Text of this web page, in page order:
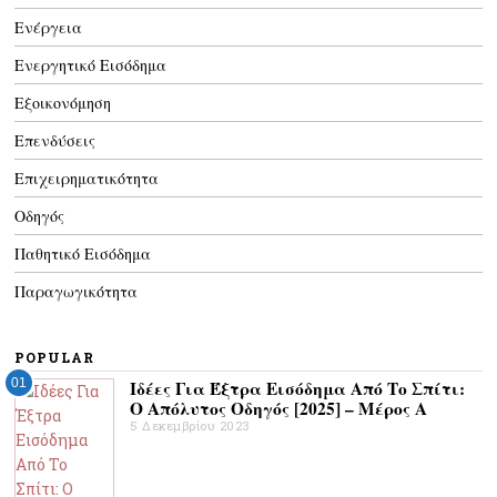
Ενέργεια
Ενεργητικό Εισόδημα
Εξοικονόμηση
Επενδύσεις
Επιχειρηματικότητα
Οδηγός
Παθητικό Εισόδημα
Παραγωγικότητα
POPULAR
01
Ιδέες Για Έξτρα Εισόδημα Από Το Σπίτι:
Ο Απόλυτος Οδηγός [2025] – Μέρος Α
5 Δεκεμβρίου 2023